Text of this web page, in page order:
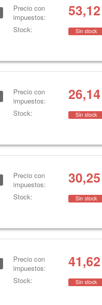
Precio con
impuestos:
53,12
Stock: Sin stock
Precio con
impuestos:
26,14
Stock: Sin stock
Precio con
impuestos:
30,25
Stock: Sin stock
Precio con
impuestos:
41,62
Stock: Sin stock